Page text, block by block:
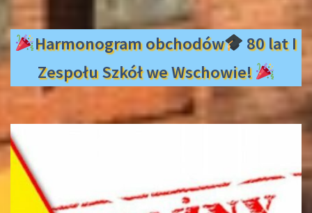
Harmonogram obchodów
80 lat I
Zespołu Szkół we Wschowie!